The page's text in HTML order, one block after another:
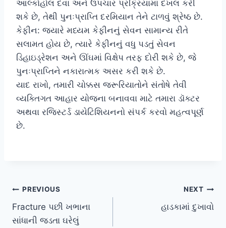
આલ્કોહોલ દવા અને ઉપચાર પ્રક્રિયામાં દખલ કરી
શકે છે, તેથી પુનઃપ્રાપ્તિ દરમિયાન તેને ટાળવું શ્રેષ્ઠ છે.
કેફીન: જ્યારે મધ્યમ કેફીનનું સેવન સામાન્ય રીતે
સલામત હોય છે, ત્યારે કેફીનનું વધુ પડતું સેવન
ડિહાઇડ્રેશન અને ઊંઘમાં વિક્ષેપ તરફ દોરી શકે છે, જે
પુનઃપ્રાપ્તિને નકારાત્મક અસર કરી શકે છે.
યાદ રાખો, તમારી ચોક્કસ જરૂરિયાતોને સંતોષે તેવી
વ્યક્તિગત આહાર યોજના બનાવવા માટે તમારા ડૉક્ટર
અથવા રજિસ્ટર્ડ ડાયેટિશિયનનો સંપર્ક કરવો મહત્વપૂર્ણ
છે.
Post
navigation
PREVIOUS
Fracture પછી ખભાના
સાંધાની જડતા ઘરેલું
NEXT
હાડકામાં દુખાવો